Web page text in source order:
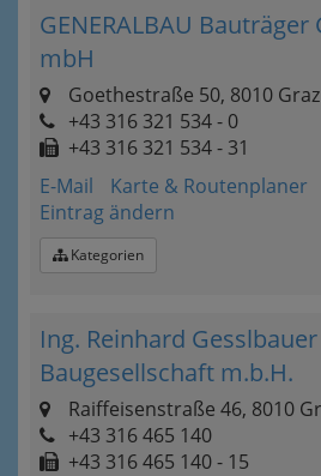
GENERALBAU
mbH
Goethestraße 50, 8010 Graz
+43 316 321 534 - 0
+43 316 321 534 - 31
E-Mail
Karte & Routenplaner
Eintrag ändern
Kategorien
Ing. Reinhard Gesslbauer
Baugesellschaft m.b.H.
Raiffeisenstraße 46, 8010
+43 316 465 140
+43 316 465 140 - 15